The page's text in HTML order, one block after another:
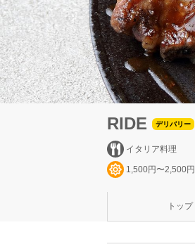
RIDE デリバリー
イタリア料理
1,500円〜2,500円
トップ